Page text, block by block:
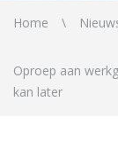
Home
Oproep aan
kan later